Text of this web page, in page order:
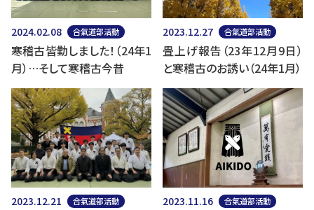
2024.02.08 合氣道部活動
寒稽古皆勤しました！（24年1
月）…そして寒稽古今昔
2023.12.27 合氣道部活動
畳上げ報告（23年12月9日）
と寒稽古のお誘い（24年1月）
2023.12.21 合氣道部活動 2023.11.16 合氣道部活動